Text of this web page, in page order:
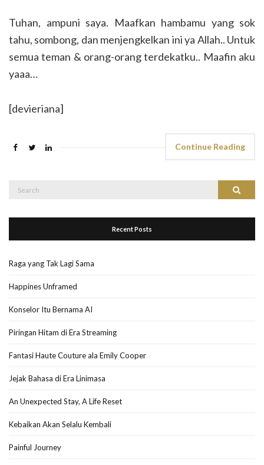
Tuhan, ampuni saya. Maafkan hambamu yang sok
tahu, sombong, dan menjengkelkan ini ya Allah.. Untuk
semua teman & orang-orang terdekatku.. Maafin aku
yaaa…
[devieriana]
Continue Reading
Search
Search
Recent Posts
Raga yang Tak Lagi Sama
Happines Unframed
Konselor Itu Bernama AI
Piringan Hitam di Era Streaming
Fantasi Haute Couture ala Emily Cooper
Jejak Bahasa di Era Linimasa
An Unexpected Stay, A Life Reset
Kebaikan Akan Selalu Kembali
Painful Journey